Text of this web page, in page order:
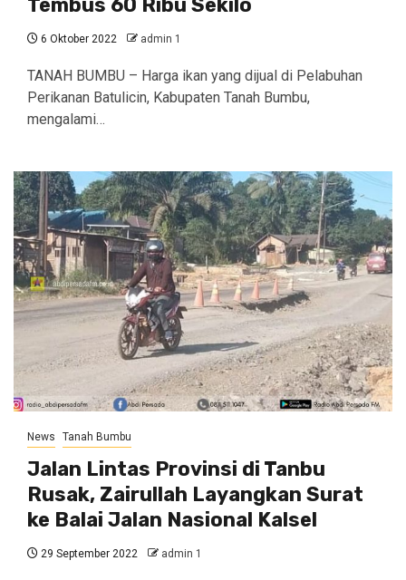
Tembus 60 Ribu Sekilo
6 Oktober 2022 admin 1
TANAH BUMBU – Harga ikan yang dijual di Pelabuhan
Perikanan Batulicin, Kabupaten Tanah Bumbu,
mengalami…
News Tanah Bumbu
Jalan Lintas Provinsi di Tanbu
Rusak, Zairullah Layangkan Surat
ke Balai Jalan Nasional Kalsel
29 September 2022 admin 1